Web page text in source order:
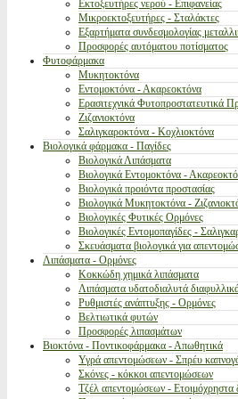
Εκτοξευτήρες νερού - Επιφανείας
Μικροεκτοξευτήρες - Σταλάκτες
Εξαρτήματα συνδεσμολογίας
Προσφορές αυτόματου ποτίσματος
Φυτοφάρμακα
Μυκητοκτόνα
Εντομοκτόνα - Ακαρεοκτόνα
Ερασιτεχνικά Φυτοπροστατευτικά
Ζιζανιοκτόνα
Σαλιγκαροκτόνα - Κοχλιοκτόνα
Βιολογικά φάρμακα - Παγίδες
Βιολογικά Λιπάσματα
Βιολογικά Εντομοκτόνα -
Βιολογικά προιόντα προστασίας
Βιολογικά Μυκητοκτόνα -
Βιολογικές Φυτικές Ορμόνες
Βιολογικές Εντομοπαγίδες -
Σκευάσματα βιολογικά για
Λιπάσματα - Ορμόνες
Κοκκώδη χημικά λιπάσματα
Λιπάσματα υδατοδιαλυτά
Ρυθμιστές ανάπτυξης - Ορμόνες
Βελτιωτικά φυτών
Προσφορές λιπασμάτων
Βιοκτόνα - Ποντικοφάρμακα - Απωθητικά
Υγρά απεντομώσεων - Σπρέυ
Σκόνες - κόκκοι απεντομώσεων
Τζέλ απεντομώσεων -